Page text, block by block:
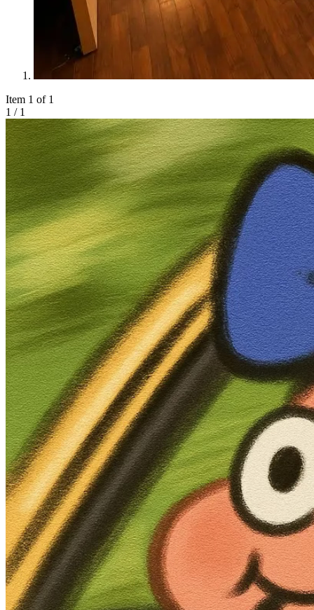
Item 1 of 1
1 / 1